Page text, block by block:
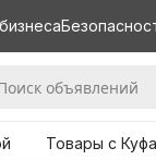
Товары с